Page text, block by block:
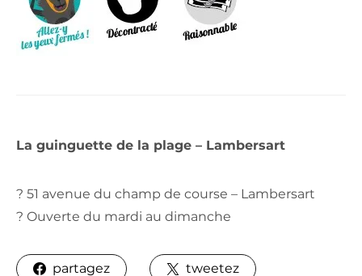
La guinguette de la plage – Lambersart
? 51 avenue du champ de course – Lambersart
? Ouverte du mardi au dimanche
partagez tweetez